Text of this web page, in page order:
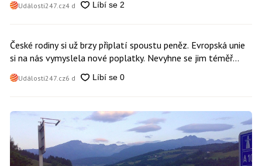
Události247.cz4 d
České rodiny si už brzy připlatí spoustu peněz. Evropská unie
si na nás vymyslela nové poplatky. Nevyhne se jim téměř
nikdo
Události247.cz6 d